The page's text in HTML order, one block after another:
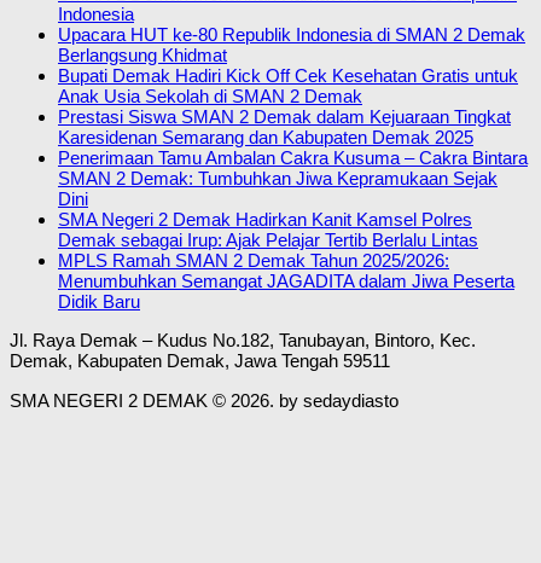
Indonesia
Upacara HUT ke-80 Republik Indonesia di SMAN 2 Demak
Berlangsung Khidmat
Bupati Demak Hadiri Kick Off Cek Kesehatan Gratis untuk
Anak Usia Sekolah di SMAN 2 Demak
Prestasi Siswa SMAN 2 Demak dalam Kejuaraan Tingkat
Karesidenan Semarang dan Kabupaten Demak 2025
Penerimaan Tamu Ambalan Cakra Kusuma – Cakra Bintara
SMAN 2 Demak: Tumbuhkan Jiwa Kepramukaan Sejak
Dini
SMA Negeri 2 Demak Hadirkan Kanit Kamsel Polres
Demak sebagai Irup: Ajak Pelajar Tertib Berlalu Lintas
MPLS Ramah SMAN 2 Demak Tahun 2025/2026:
Menumbuhkan Semangat JAGADITA dalam Jiwa Peserta
Didik Baru
Jl. Raya Demak – Kudus No.182, Tanubayan, Bintoro, Kec.
Demak, Kabupaten Demak, Jawa Tengah 59511
SMA NEGERI 2 DEMAK © 2026. by sedaydiasto